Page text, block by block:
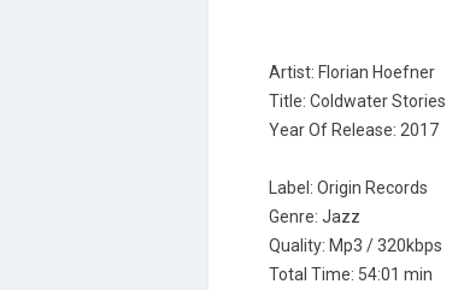
Artist: Florian Hoefner
Title: Coldwater Stories
Year Of Release: 2017
Label: Origin Records
Genre: Jazz
Quality: Mp3 / 320kbps
Total Time: 54:01 min